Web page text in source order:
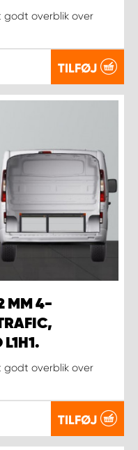
overblik over
TILFØJ
MM 4-
overblik over
TILFØJ